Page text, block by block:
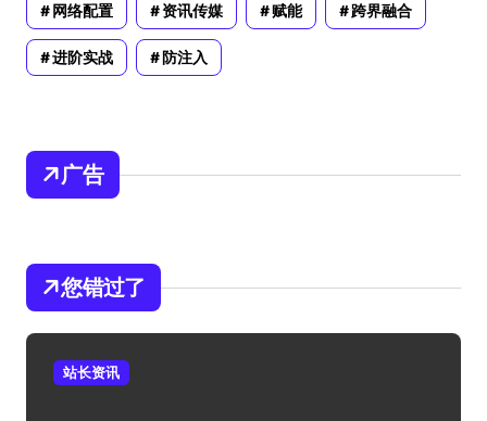
网络配置 资讯传媒 赋能 跨界融合
进阶实战 防注入
广告
您错过了
站长资讯